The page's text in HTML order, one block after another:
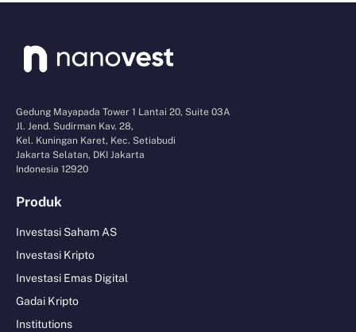
Gedung Mayapada Tower 1 Lantai 20, Suite 03A
Jl. Jend. Sudirman Kav. 28,
Kel. Kuningan Karet, Kec. Setiabudi
Jakarta Selatan, DKI Jakarta
Indonesia 12920
Produk
Investasi Saham AS
Investasi Kripto
Investasi Emas Digital
Gadai Kripto
Institutions